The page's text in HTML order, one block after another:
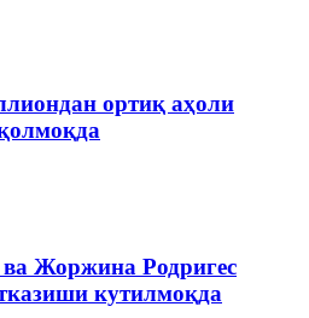
ортиқ аҳоли
Жоржина Родригес
кутилмоқда